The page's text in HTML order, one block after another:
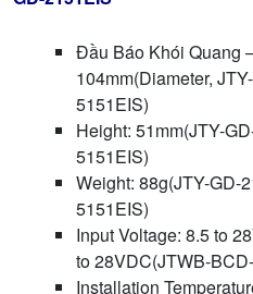
Đầu Báo Khói Quang
104mm(Diameter,
5151EIS)
Height: 51mm(JTY-
5151EIS)
Weight: 88g(JTY-GD-
5151EIS)
Input Voltage: 8.5 to
to 28VDC(JTWB-
Installation